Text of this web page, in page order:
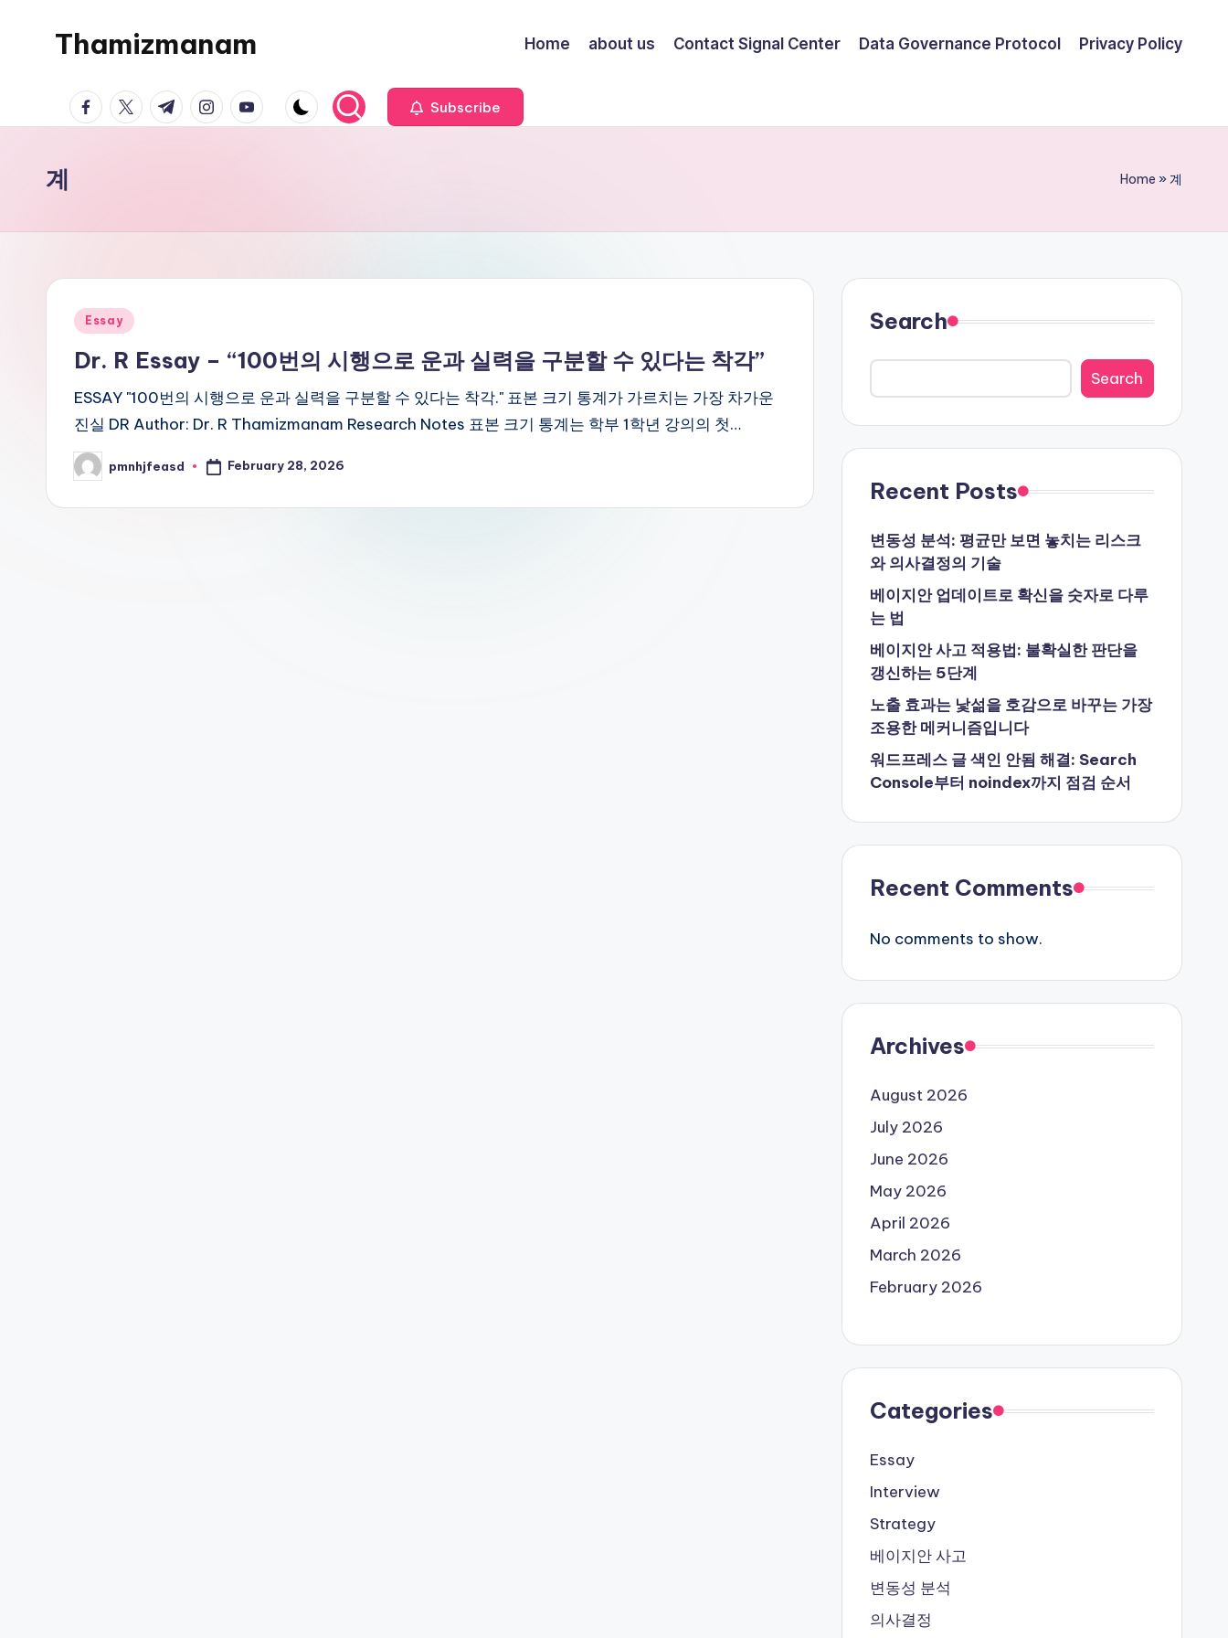
Thamizmanam Home about us Contact Signal Center Data Governance Protocol Privacy Policy
facebook.com
twitter.com
t.me instagram.com
youtube.com Subscribe
계 Home »계
Posted
Essay
Dr. R Essay – “100번의 시행으로 운과 실력을 구분할 수 있다는 착각”
ESSAY "100번의 시행으로 운과 실력을 구분할 수 있다는 착각." 표본 크기 통계가 가르치는 가장 차가운
진실 DR Author: Dr. R Thamizmanam Research Notes 표본 크기 통계는 학부 1학년 강의의 첫…
Posted
by
pmnhjfeasd February 28, 2026
Search
Search
Recent Posts
변동성 분석: 평균만 보면 놓치는 리스크
와 의사결정의 기술
베이지안 업데이트로 확신을 숫자로 다루
는 법
베이지안 사고 적용법: 불확실한 판단을
갱신하는 5단계
노출 효과는 낯섦을 호감으로 바꾸는 가장
조용한 메커니즘입니다
워드프레스 글 색인 안됨 해결: Search
Console부터 noindex까지 점검 순서
Recent Comments
No comments to show.
Archives
August 2026
July 2026
June 2026
May 2026
April 2026
March 2026
February 2026
Categories
Essay
Interview
Strategy
베이지안 사고
변동성 분석
의사결정